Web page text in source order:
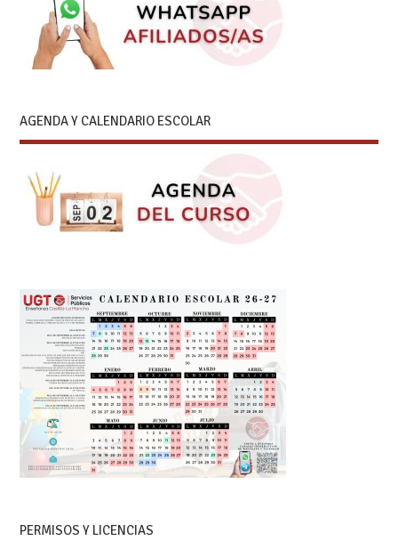
AGENDA Y CALENDARIO ESCOLAR
PERMISOS Y LICENCIAS